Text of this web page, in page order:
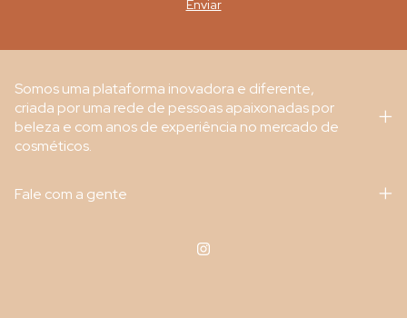
Somos uma plataforma inovadora e diferente,
criada por uma rede de pessoas apaixonadas por
beleza e com anos de experiência no mercado de
cosméticos.
Fale com a gente